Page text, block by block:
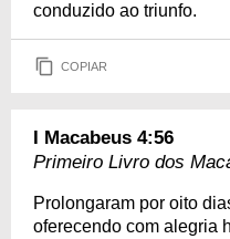
conduzido ao triunfo.
COPIAR
I Macabeus 4:56
Primeiro Livro dos
Prolongaram por oito
oferecendo com alegria